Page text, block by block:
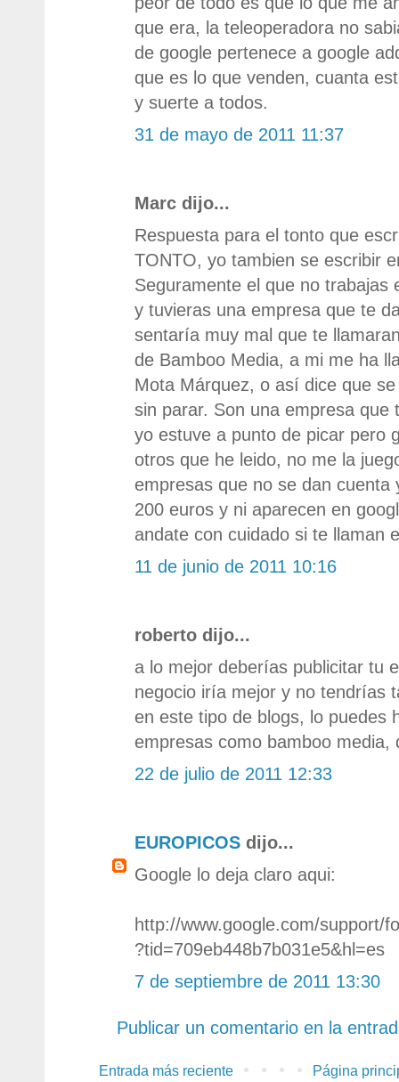
que era, la teleoperadora no
de google pertenece a google
que es lo que venden, cuanta
y suerte a todos.
31 de mayo de 2011 11:37
Marc dijo...
Respuesta para el tonto que
TONTO, yo tambien se escribir
Seguramente el que no trabajas
y tuvieras una empresa que te
sentaría muy mal que te
de Bamboo Media, a mi me ha
Mota Márquez, o así dice que
sin parar. Son una empresa que
yo estuve a punto de picar pero
otros que he leido, no me la
empresas que no se dan cuenta
200 euros y ni aparecen en
andate con cuidado si te llaman
11 de junio de 2011 10:16
roberto dijo...
a lo mejor deberías publicitar tu
negocio iría mejor y no tendrías
en este tipo de blogs, lo puedes
empresas como bamboo media,
22 de julio de 2011 12:33
EUROPICOS dijo...
Google lo deja claro aqui:
http://www.google.com/support/
?tid=709eb448b7b031e5&hl=es
7 de septiembre de 2011 13:30
Publicar un comentario en la
Entrada más reciente Página